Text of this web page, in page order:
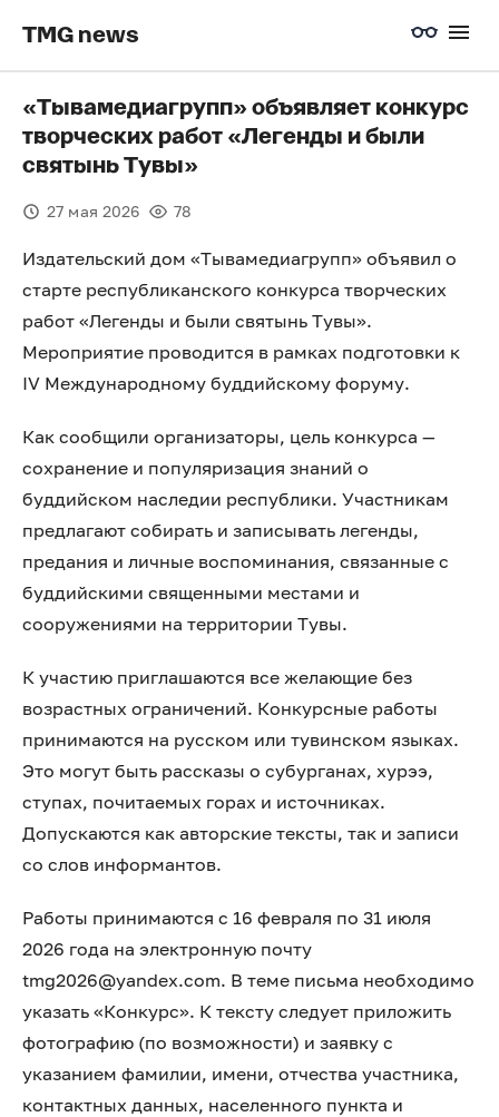
TMG news
«Тывамедиагрупп» объявляет конкурс
творческих работ «Легенды и были
святынь Тувы»
27 мая 2026 78
Издательский дом «Тывамедиагрупп» объявил о
старте республиканского конкурса творческих
работ «Легенды и были святынь Тувы».
Мероприятие проводится в рамках подготовки к
IV Международному буддийскому форуму.
Как сообщили организаторы, цель конкурса —
сохранение и популяризация знаний о
буддийском наследии республики. Участникам
предлагают собирать и записывать легенды,
предания и личные воспоминания, связанные с
буддийскими священными местами и
сооружениями на территории Тувы.
К участию приглашаются все желающие без
возрастных ограничений. Конкурсные работы
принимаются на русском или тувинском языках.
Это могут быть рассказы о субурганах, хурээ,
ступах, почитаемых горах и источниках.
Допускаются как авторские тексты, так и записи
со слов информантов.
Работы принимаются с 16 февраля по 31 июля
2026 года на электронную почту
tmg2026@yandex.com. В теме письма необходимо
указать «Конкурс». К тексту следует приложить
фотографию (по возможности) и заявку с
указанием фамилии, имени, отчества участника,
контактных данных, населенного пункта и